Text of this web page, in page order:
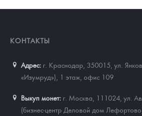
КОНТАКТЫ
Адрес: г. Краснодар, 350015 ул.
«Изумруд»), 1 этаж, офис 109
Выкуп монет: г. Москва, 111024, ул.
(бизнес-центр Деловой дом